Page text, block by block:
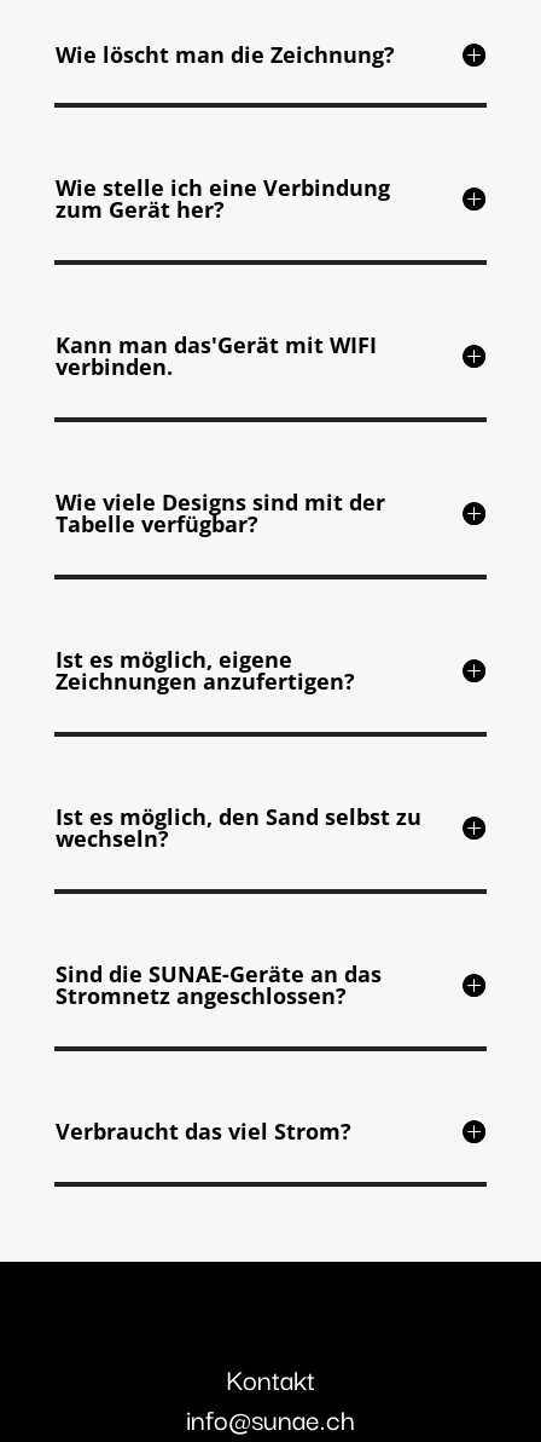
Wie löscht man die Zeichnung?
Wie stelle ich eine Verbindung
zum Gerät her?
Kann man das'Gerät mit WIFI
verbinden.
Wie viele Designs sind mit der
Tabelle verfügbar?
Ist es möglich, eigene
Zeichnungen anzufertigen?
Ist es möglich, den Sand selbst zu
wechseln?
Sind die SUNAE-Geräte an das
Stromnetz angeschlossen?
Verbraucht das viel Strom?
Kontakt
info@sunae.ch